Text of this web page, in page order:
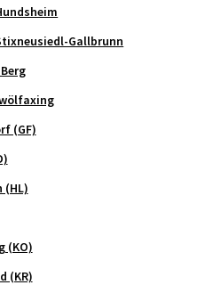
Gallbrunn
(GF)
(HL)
(KO)
(KR)